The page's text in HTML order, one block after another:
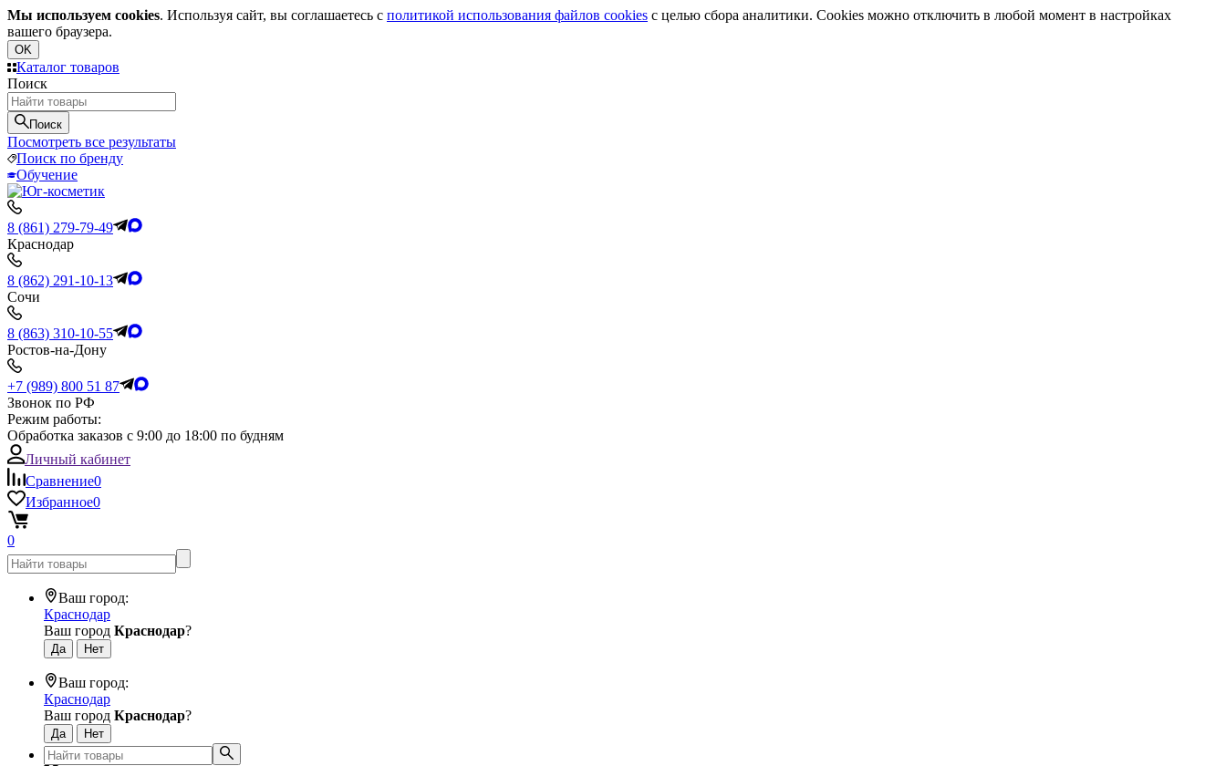
Мы используем cookies. Используя сайт, вы соглашаетесь с политикой использования файлов cookies с целью сбора аналитики. Cookies можно отключить в любой момент в настройках
вашего браузера.
OK
Каталог товаров
Поиск
Поиск
Посмотреть все результаты
Поиск по бренду
Обучение
8 (861) 279-79-49
Краснодар
8 (862) 291-10-13
Сочи
8 (863) 310-10-55
Ростов-на-Дону
+7 (989) 800 51 87
Звонок по РФ
Режим работы:
Обработка заказов с 9:00 до 18:00 по будням
Личный кабинет
Сравнение0
Избранное0
0
Ваш город:
Краснодар
Ваш город Краснодар?
Ваш город:
Краснодар
Ваш город Краснодар?